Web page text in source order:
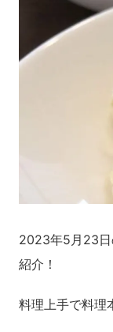
2023年5月23日
紹介！
料理上手で料理